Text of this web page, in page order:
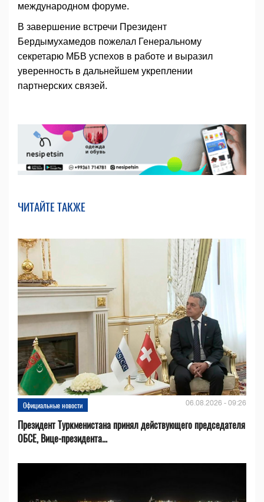
международном форуме.
В завершение встречи Президент
Бердымухамедов пожелал Генеральному
секретарю МБВ успехов в работе и выразил
уверенность в дальнейшем укреплении
партнерских связей.
ЧИТАЙТЕ ТАКЖЕ
Официальные новости 06.08.2026 - 09:26
Президент Туркменистана принял действующего председателя
ОБСЕ, Вице-президента...